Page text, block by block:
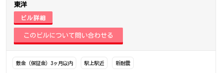
東洋
ビル詳細
敷金（保証金）3ヶ月以内 駅上駅近 新耐震